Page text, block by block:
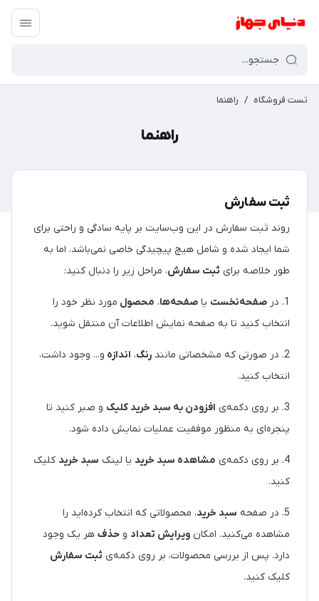
تست فروشگاه / راهنما
راهنما
ثبت سفارش
روند ثبت سفارش در این وب‌سایت بر پایه سادگی و راحتی برای
شما ایجاد شده و شامل هیچ پیچیدگی خاصی نمی‌باشد. اما به
طور خلاصه برای ثبت سفارش، مراحل زیر را دنبال کنید:
1. در صفحه‌نخست یا صفحه‌ها، محصول مورد نظر خود را
انتخاب کنید تا به صفحه نمایش اطلاعات آن منتقل شوید.
2. در صورتی که مشخصاتی مانند رنگ، اندازه و... وجود داشت،
انتخاب کنید.
3. بر روی دکمه‌ی افزودن به سبد خرید کلیک و صبر کنید تا
پنجره‌ای به منظور موفقیت عملیات نمایش داده شود.
4. بر روی دکمه‌ی مشاهده سبد خرید یا لینک سبد خرید کلیک
کنید.
5. در صفحه سبد خرید، محصولاتی که انتخاب کرده‌اید را
مشاهده می‌کنید. امکان ویرایش تعداد و حذف هر یک وجود
دارد. پس از بررسی محصولات، بر روی دکمه‌ی ثبت سفارش
کلیک کنید.